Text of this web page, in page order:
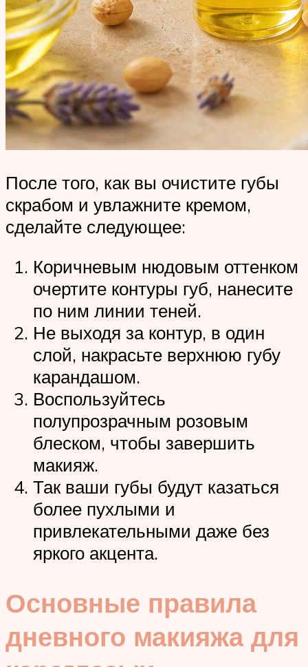
После того, как вы очистите губы
скрабом и увлажните кремом,
сделайте следующее:
Коричневым нюдовым оттенком
очертите контуры губ, нанесите
по ним линии теней.
Не выходя за контур, в один
слой, накрасьте верхнюю губу
карандашом.
Воспользуйтесь
полупрозрачным розовым
блеском, чтобы завершить
макияж.
Так ваши губы будут казаться
более пухлыми и
привлекательными даже без
яркого акцента.
Основные правила
дневного макияжа для